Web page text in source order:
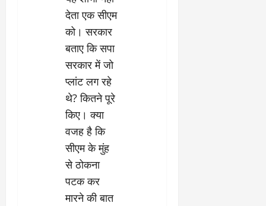
देता एक सीएम
को। सरकार
बताए कि सपा
सरकार में जो
प्लांट लग रहे
थे? कितने पूरे
किए। क्या
वजह है कि
सीएम के मुंह
से ठोकना
पटक कर
मारने की बात